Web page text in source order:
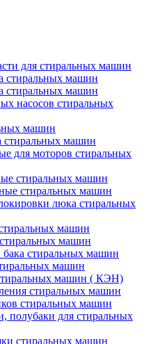
для стиральных машин
машин
стиральных машин
насосов стиральных
машин
машин
для моторов стиральных
стиральных машин
стиральных машин
люка стиральных
машин
машин
стиральных машин
машин
машин ( КЭН)
стиральных машин
стиральных машин
полубаки для стиральных
стиральных машин